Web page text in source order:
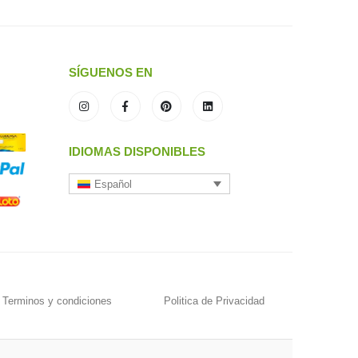
SÍGUENOS EN
IDIOMAS DISPONIBLES
Español
Terminos y condiciones Politica de Privacidad